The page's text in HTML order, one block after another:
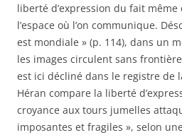
liberté d’expression du fait
l’espace où l’on communique.
est mondiale » (p. 114), dans un
les images circulent sans
est ici décliné dans le registre de
Héran compare la liberté
croyance aux tours jumelles
imposantes et fragiles », selon